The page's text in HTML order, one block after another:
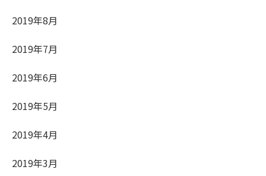
2019年8月
2019年7月
2019年6月
2019年5月
2019年4月
2019年3月